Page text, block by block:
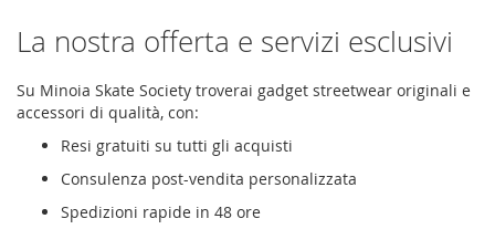
La nostra offerta e servizi esclusivi
Su Minoia Skate Society troverai gadget streetwear originali e
accessori di qualità, con:
Resi gratuiti su tutti gli acquisti
Consulenza post-vendita personalizzata
Spedizioni rapide in 48 ore